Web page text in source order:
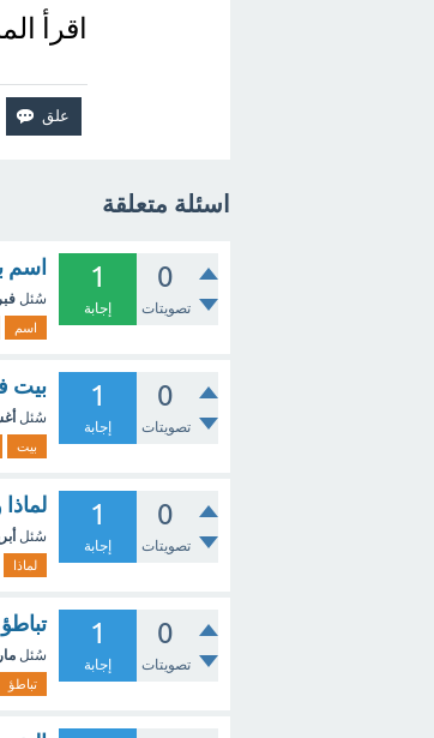
اقرأ
اسئلة متعلقة
0
تصويتات
1
إجابة
اسم
سُئل
اسم
0
تصويتات
1
إجابة
بيت
سُئل
بيت
0
تصويتات
1
إجابة
سُئل أبريل
لماذا
0
تصويتات
1
إجابة
سُئل مارس
تباطؤ